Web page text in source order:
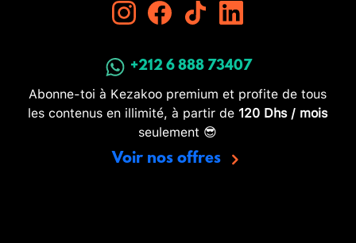
+212 6 888 73407
Abonne-toi à Kezakoo premium et profite de tous
les contenus en illimité, à partir de 120 Dhs / mois
seulement 😎
Voir nos offres